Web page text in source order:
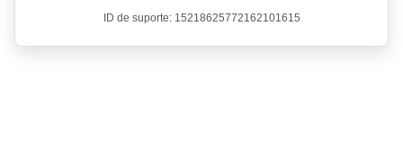
ID de suporte: 15218625772162101615